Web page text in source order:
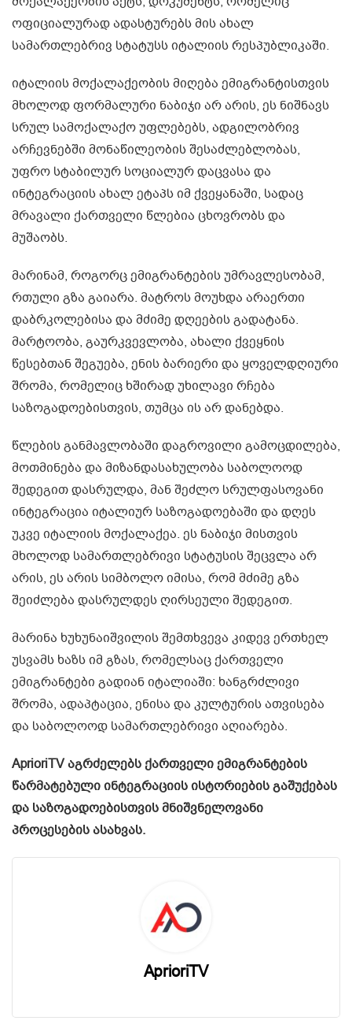
ოფიციალურად ადასტურებს მის ახალ
სამართლებრივ სტატუსს იტალიის რესპუბლიკაში.
იტალიის მოქალაქეობის მიღება ემიგრანტისთვის
მხოლოდ ფორმალური ნაბიჯი არ არის, ეს ნიშნავს
სრულ სამოქალაქო უფლებებს, ადგილობრივ
არჩევნებში მონაწილეობის შესაძლებლობას,
უფრო სტაბილურ სოციალურ დაცვასა და
ინტეგრაციის ახალ ეტაპს იმ ქვეყანაში, სადაც
მრავალი ქართველი წლებია ცხოვრობს და
მუშაობს.
მარინამ, როგორც ემიგრანტების უმრავლესობამ,
რთული გზა გაიარა. მატროს მოუხდა არაერთი
დაბრკოლებისა და მძიმე დღეების გადატანა.
მარტოობა, გაურკვევლობა, ახალი ქვეყნის
წესებთან შეგუება, ენის ბარიერი და ყოველდღიური
შრომა, რომელიც ხშირად უხილავი რჩება
საზოგადოებისთვის, თუმცა ის არ დანებდა.
წლების განმავლობაში დაგროვილი გამოცდილება,
მოთმინება და მიზანდასახულობა საბოლოოდ
შედეგით დასრულდა, მან შეძლო სრულფასოვანი
ინტეგრაცია იტალიურ საზოგადოებაში და დღეს
უკვე იტალიის მოქალაქეა. ეს ნაბიჯი მისთვის
მხოლოდ სამართლებრივი სტატუსის შეცვლა არ
არის, ეს არის სიმბოლო იმისა, რომ მძიმე გზა
შეიძლება დასრულდეს ღირსეული შედეგით.
მარინა ხუხუნაიშვილის შემთხვევა კიდევ ერთხელ
უსვამს ხაზს იმ გზას, რომელსაც ქართველი
ემიგრანტები გადიან იტალიაში: ხანგრძლივი
შრომა, ადაპტაცია, ენისა და კულტურის ათვისება
და საბოლოოდ სამართლებრივი აღიარება.
AprioriTV აგრძელებს ქართველი ემიგრანტების
წარმატებული ინტეგრაციის ისტორიების გაშუქებას
და საზოგადოებისთვის მნიშვნელოვანი
პროცესების ასახვას.
AprioriTV